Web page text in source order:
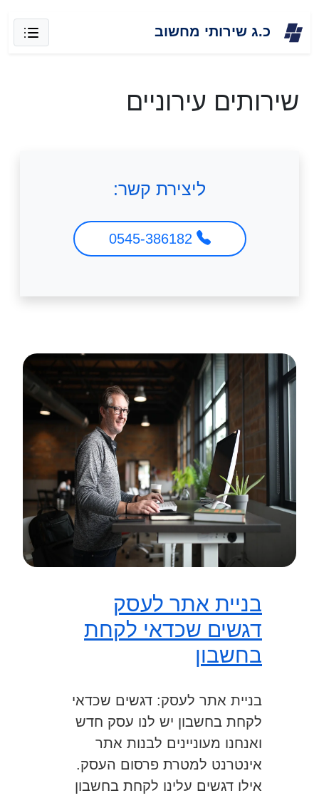
כ.ג שירותי מחשוב
שירותים עירוניים
ליצירת קשר:
בניית אתר לעסק
דגשים שכדאי לקחת
בחשבון
בניית אתר לעסק: דגשים שכדאי
לקחת בחשבון יש לנו עסק חדש
ואנחנו מעוניינים לבנות אתר
אינטרנט למטרת פרסום העסק.
אילו דגשים עלינו לקחת בחשבון